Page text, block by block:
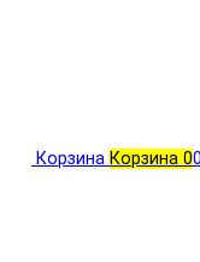
Корзина Корзина 0